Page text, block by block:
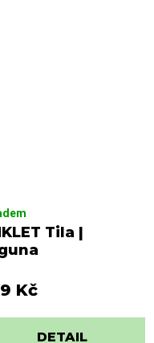
Tila |
Kč
DETAIL